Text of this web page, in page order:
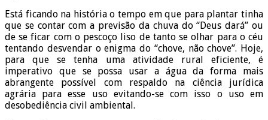
Está ficando na história o tempo em que para plantar tinha
que se contar com a previsão da chuva do “Deus dará” ou
de se ficar com o pescoço liso de tanto se olhar para o céu
tentando desvendar o enigma do “chove, não chove”. Hoje,
para que se tenha uma atividade rural eficiente, é
imperativo que se possa usar a água da forma mais
abrangente possível com respaldo na ciência jurídica
agrária para esse uso evitando-se com isso o uso em
desobediência civil ambiental.